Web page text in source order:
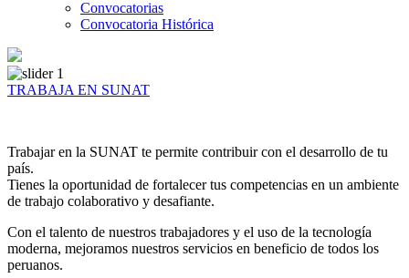
Convocatorias
Convocatoria Histórica
TRABAJA EN SUNAT
Trabajar en la SUNAT te permite contribuir con el desarrollo de tu
país.
Tienes la oportunidad de fortalecer tus competencias en un ambiente
de trabajo colaborativo y desafiante.
Con el talento de nuestros trabajadores y el uso de la tecnología
moderna, mejoramos nuestros servicios en beneficio de todos los
peruanos.